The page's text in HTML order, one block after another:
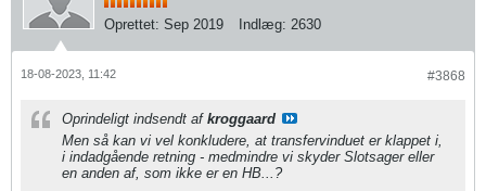
Oprettet: Sep 2019 Indlæg: 2630
#3868
18-08-2023, 11:42
Oprindeligt indsendt af kroggaard
Men så kan vi vel konkludere, at transfervinduet er klappet i,
i indadgående retning - medmindre vi skyder Slotsager eller
en anden af, som ikke er en HB...?